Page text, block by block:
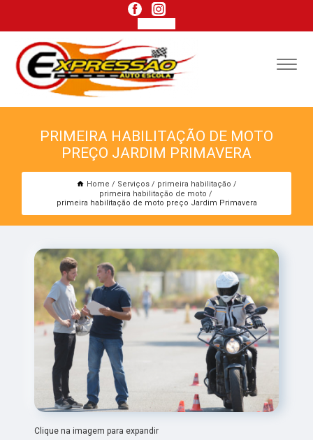
PRIMEIRA HABILITAÇÃO DE MOTO
PREÇO JARDIM PRIMAVERA
Home Serviços
primeira habilitação
primeira habilitação de moto
primeira habilitação de moto preço Jardim Primavera
Clique na imagem para expandir